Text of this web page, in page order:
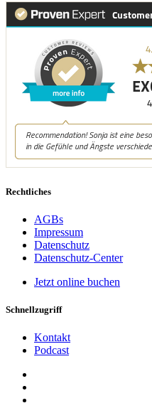
Rechtliches
AGBs
Impressum
Datenschutz
Datenschutz-Center
Jetzt online buchen
Schnellzugriff
Kontakt
Podcast